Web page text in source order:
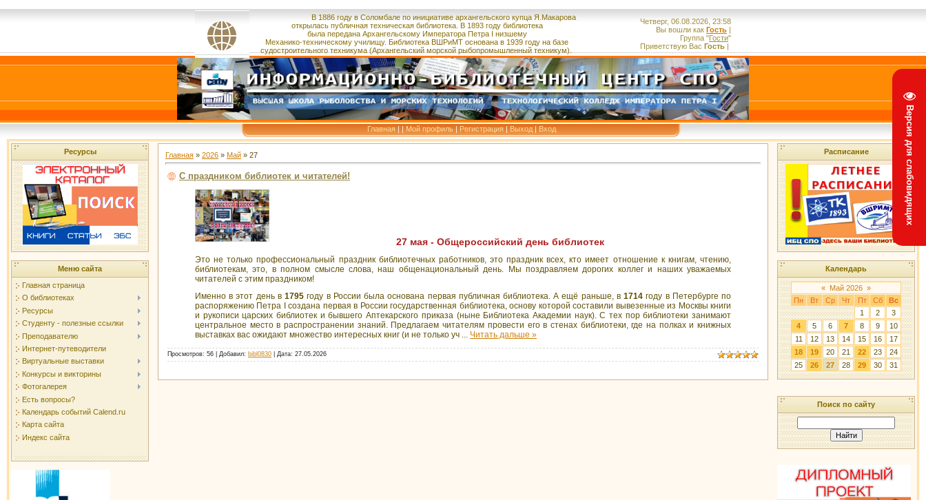
Версия для слабовидящих
В 1886 году в Соломбале по инициативе архангельского купца Я.Макарова
открылась публичная техническая библиотека. В 1893 году библиотека
была переданаАрхангельскому Императора Петра I низшему
Механико-техническому училищу. Библиотека ВШРиМТ основана в 1939 году на базе
судостроительноготехникума (Архангельский морской рыбопромышленный техникум).
Четверг, 06.08.2026, 23:58
Вы вошли как Гость |
Группа "Гости"
Приветствую Вас Гость |
Главная | | Мой профиль | Регистрация | Выход | Вход
Ресурсы
Меню сайта
Главная страница
О библиотеках
Ресурсы
Студенту - полезные ссылки
Преподавателю
Интернет-путеводители
Виртуальные выставки
Конкурсы и викторины
Фотогалерея
Есть вопросы?
Календарь событий Calend.ru
Карта сайта
Индекс сайта
Главная » 2026 » Май » 27
С праздником библиотек и читателей!
27 мая - Общероссийский день библиотек
Это не только профессиональный праздник библиотечных работников, это праздник всех, кто имеет отношение к книгам, чтению,
библиотекам, это, в полном смысле слова, наш общенациональный день. Мы поздравляем дорогих коллег и наших уважаемых
читателей с этим праздником!
Именно в этот день в1795 году в России была основана первая публичная библиотека. А ещё раньше, в1714году в Петербурге по
распоряжению Петра I создана первая в России государственная библиотека, основу которой составили вывезенные из Москвы книги
и рукописи царских библиотек и бывшего Аптекарского приказа (ныне Библиотека Академии наук). С тех пор библиотеки занимают
центральное место в распространении знаний. Предлагаем читателям провести его в стенах библиотеки, где на полках и книжных
выставках вас ожидают множество интересных книг (и не только уч
Читать дальше »
Просмотров: 56 | Добавил: bibl0830 | Дата: 27.05.2026
Расписание
Календарь
« Май 2026 »
Пн
Вт Ср Чт Пт Сб
Вс
1
2
3
4
5 6 7 8 9
10
11
12 13 14 15 16
17
18
19 20 21 22 23
24
25
26 27 28 29 30 31
Поиск по сайту